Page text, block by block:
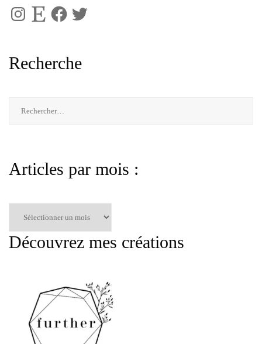
Instagram
Etsy FacebookTwitter
Recherche
Articles par mois :
mois
Découvrez mes créations